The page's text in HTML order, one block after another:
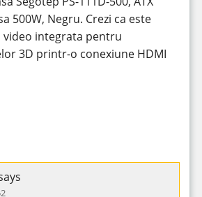
500W, Negru. Crezi ca este
video integrata pentru
3D printr-o conexiune HDMI